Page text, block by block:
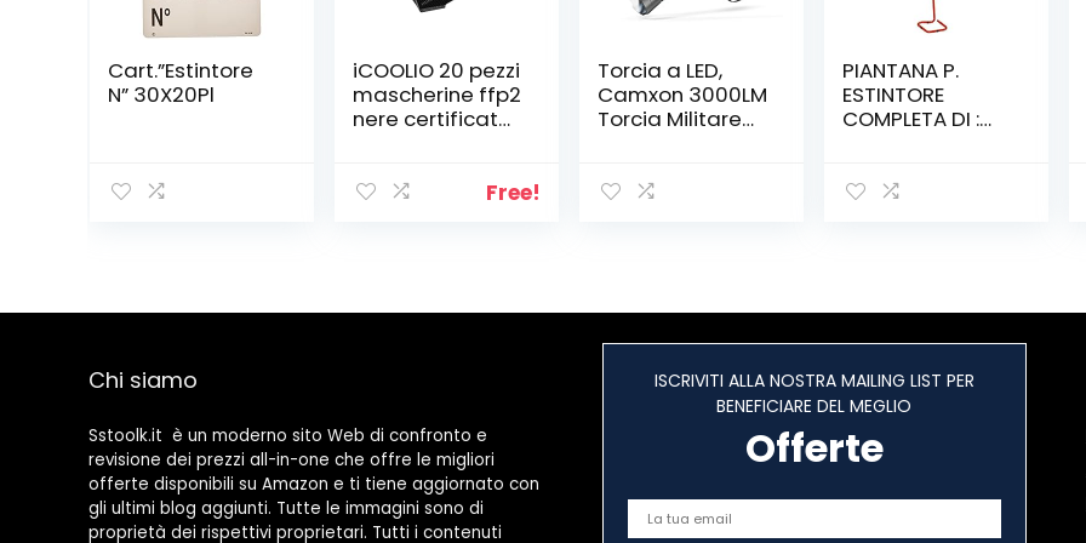
Cart.”Estintore
N” 30X20Pl
iCOOLIO 20 pezzi
mascherine ffp2
nere certificate
mascherine ffp2
20 pezzi)
Free!
Torcia a LED,
Camxon 3000LM
Torcia Militare
Di Alluminio Alta
PIANTANA P.
ESTINTORE
COMPLETA DI :
COLORE ROSSO
Chi siamo
Sstoolk.it è un moderno sito Web di confronto e
revisione dei prezzi all-in-one che offre le migliori
offerte disponibili su Amazon e ti tiene aggiornato con
gli ultimi blog aggiunti. Tutte le immagini sono di
proprietà dei rispettivi proprietari. Tutti i contenuti
ISCRIVITI ALLA NOSTRA MAILING LIST PER
BENEFICIARE DEL MEGLIO
Offerte